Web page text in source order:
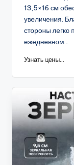
13,5×16 см
увеличения.
стороны легко
ежедневном...
Узнать цены...